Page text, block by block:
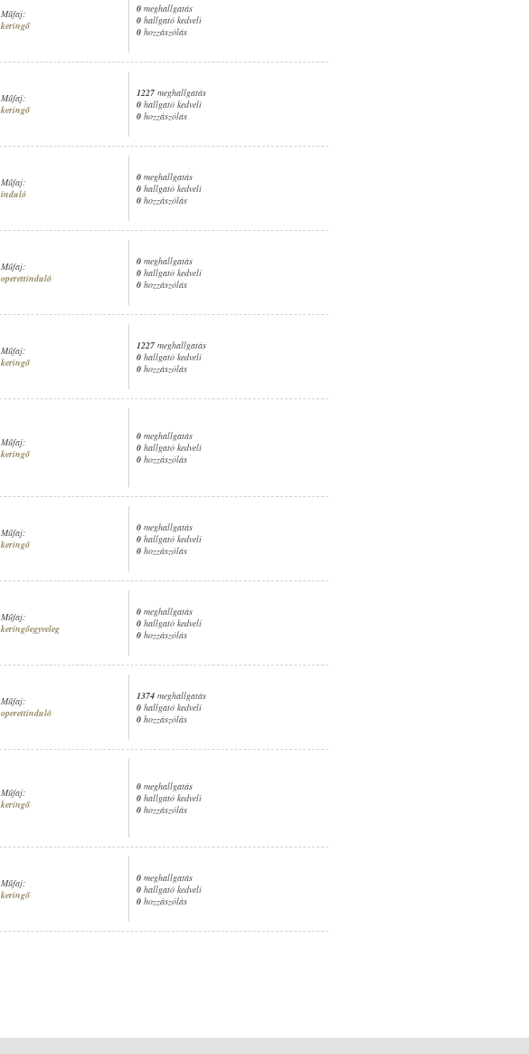
Műfaj:
keringő
0 meghallgatás
0 hallgató kedveli
0 hozzászólás
Műfaj:
keringő
1227 meghallgatás
0 hallgató kedveli
0 hozzászólás
Műfaj:
induló
0 meghallgatás
0 hallgató kedveli
0 hozzászólás
Műfaj:
operettinduló
0 meghallgatás
0 hallgató kedveli
0 hozzászólás
Műfaj:
keringő
1227 meghallgatás
0 hallgató kedveli
0 hozzászólás
Műfaj:
keringő
0 meghallgatás
0 hallgató kedveli
0 hozzászólás
Műfaj:
keringő
0 meghallgatás
0 hallgató kedveli
0 hozzászólás
Műfaj:
keringőegyveleg
0 meghallgatás
0 hallgató kedveli
0 hozzászólás
Műfaj:
operettinduló
1374 meghallgatás
0 hallgató kedveli
0 hozzászólás
Műfaj:
keringő
0 meghallgatás
0 hallgató kedveli
0 hozzászólás
Műfaj:
keringő
0 meghallgatás
0 hallgató kedveli
0 hozzászólás